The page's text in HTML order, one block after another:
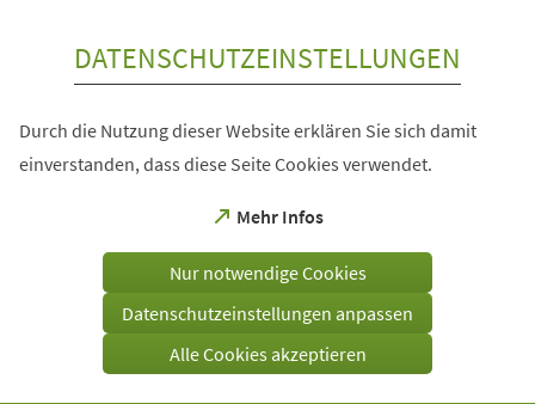
DATENSCHUTZEINSTELLUNGEN
Durch die Nutzung dieser Website erklären Sie sich damit
einverstanden, dass diese Seite Cookies verwendet.
Mehr Infos
(Öffnet
einem
Tab)
Nur notwendige Cookies
Datenschutzeinstellungen anpassen
Alle Cookies akzeptieren